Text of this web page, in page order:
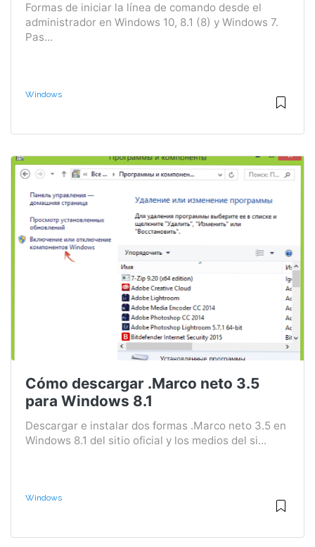
Formas de iniciar la línea de comando desde el
administrador en Windows 10, 8.1 (8) y Windows 7.
Pas...
Windows
Cómo descargar .Marco neto 3.5
para Windows 8.1
Descargar e instalar dos formas .Marco neto 3.5 en
Windows 8.1 del sitio oficial y los medios del si...
Windows